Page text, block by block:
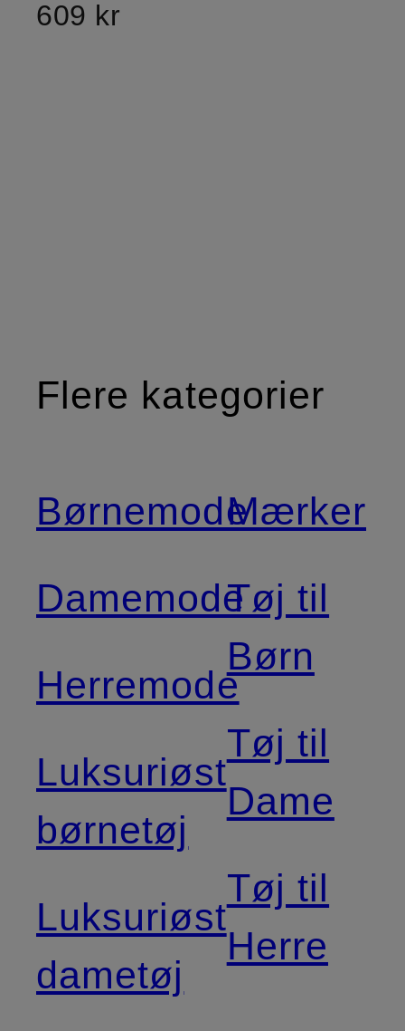
609 kr
Flere kategorier
Børnemode
Damemode
Herremode
Luksuriøst
børnetøj
Luksuriøst
dametøj
Mærker
Tøj til
Børn
Tøj til
Dame
Tøj til
Herre